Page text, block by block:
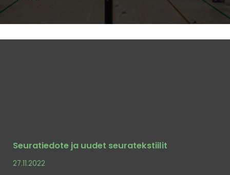
Seuratiedote ja uudet seuratekstiilit
27.11.2022